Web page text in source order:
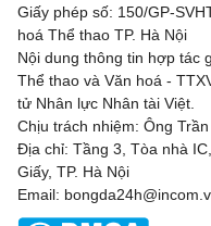
Giấy phép số: 150/GP-
hoá Thể thao TP. Hà Nội
Nội dung thông tin hợp tác
Thể thao và Văn hoá -
tử Nhân lực Nhân tài Việt.
Chịu trách nhiệm: Ông
Địa chỉ: Tầng 3, Tòa nhà
Giấy, TP. Hà Nội
Email: